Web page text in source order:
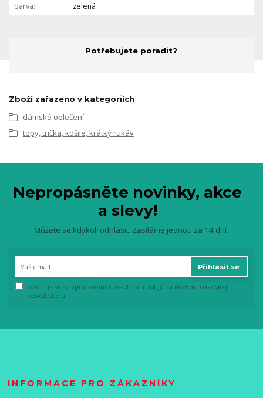
barva
zelená
Potřebujete poradit?
Zboží zařazeno v kategoriích
dámské oblečení
topy, trička, košile, krátký rukáv
Nepropásněte novinky, akce
a slevy!
Můžete se kdykoli odhlásit. Zasíláme jednou za 14 dní.
Přihlásit se
Souhlasím se zpracováním osobních údajů za účelem rozesílky
newsletteru.
INFORMACE PRO ZÁKAZNÍKY